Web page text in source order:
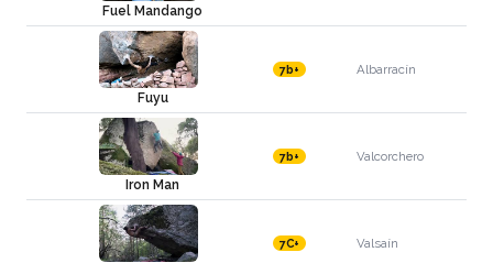
Fuel Mandango
Fuyu
7b+ Albarracín
Iron Man
7b+ Valcorchero
7C+ Valsaín